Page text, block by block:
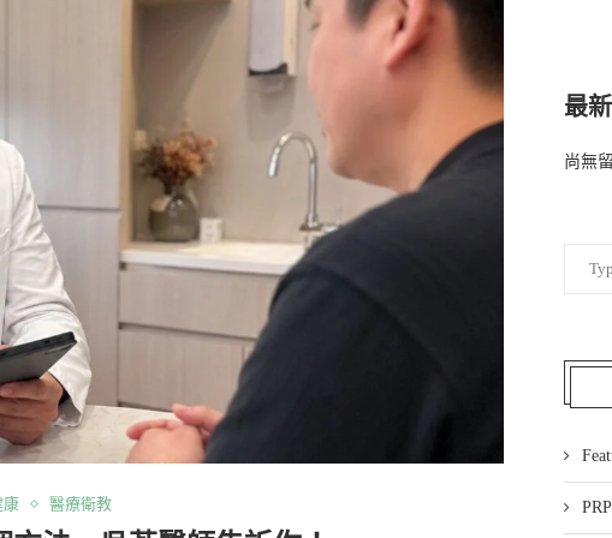
康 醫療衛教
最
尚無